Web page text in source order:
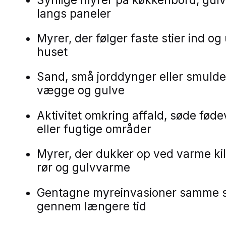
langs paneler
Myrer, der følger faste stier ind og
huset
Sand, små jorddynger eller
vægge og gulve
Aktivitet omkring affald, søde
eller fugtige områder
Myrer, der dukker op ved varme
rør og gulvvarme
Gentagne myreinvasioner samme
gennem længere tid